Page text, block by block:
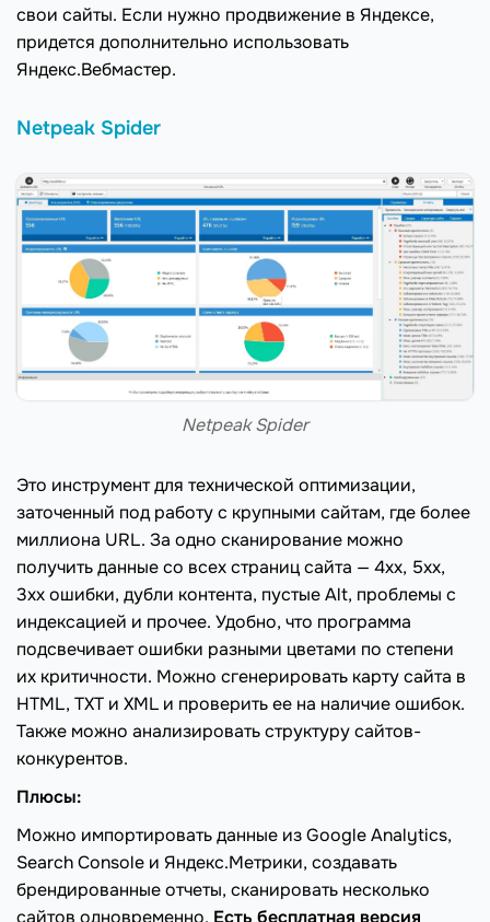
свои сайты. Если нужно продвижение в Яндексе,
придется дополнительно использовать
Яндекс.Вебмастер.
Netpeak Spider
Netpeak Spider
Это инструмент для технической оптимизации,
заточенный под работу с крупными сайтам, где более
миллиона URL. За одно сканирование можно
получить данные со всех страниц сайта — 4хх, 5хх,
3хх ошибки, дубли контента, пустые Alt, проблемы с
индексацией и прочее. Удобно, что программа
подсвечивает ошибки разными цветами по степени
их критичности. Можно сгенерировать карту сайта в
HTML, TXT и XML и проверить ее на наличие ошибок.
Также можно анализировать структуру сайтов-
конкурентов.
Плюсы:
Можно импортировать данные из Google Analytics,
Search Console и Яндекс.Метрики, создавать
брендированные отчеты, сканировать несколько
сайтов одновременно. Есть бесплатная версия